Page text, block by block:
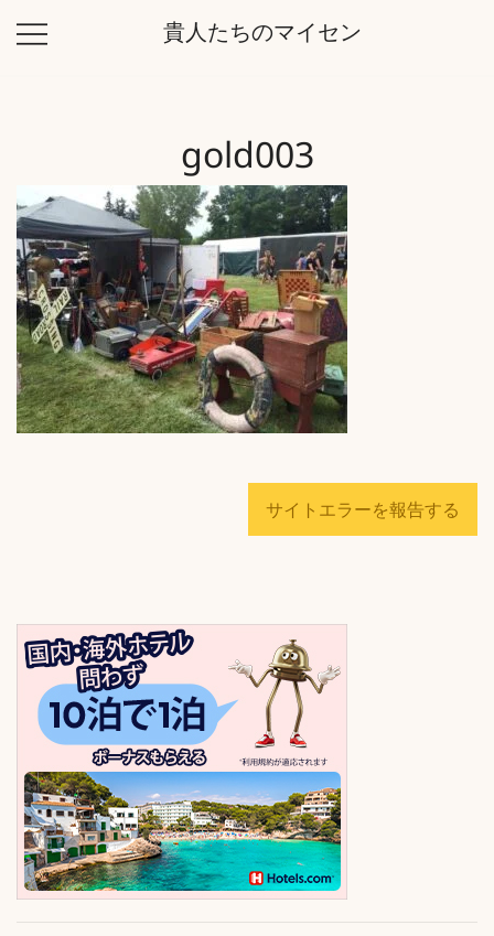
貴人たちのマイセン
gold003
サイトエラーを報告する